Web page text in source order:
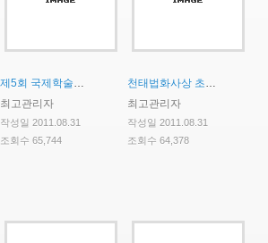
제5회 국제학술대회 안내
최고관리자
작성일 2011.08.31
조회수 65,744
천태법화사상 초청강연 및 발표회
최고관리자
작성일 2011.08.31
조회수 64,378